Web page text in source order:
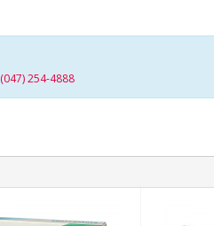
(047) 254-4888